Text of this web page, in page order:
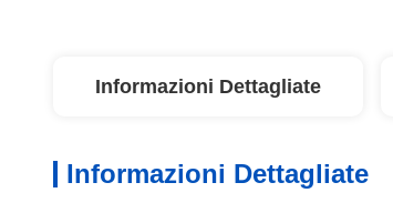
Informazioni Dettagliate
Informazioni Dettagliate